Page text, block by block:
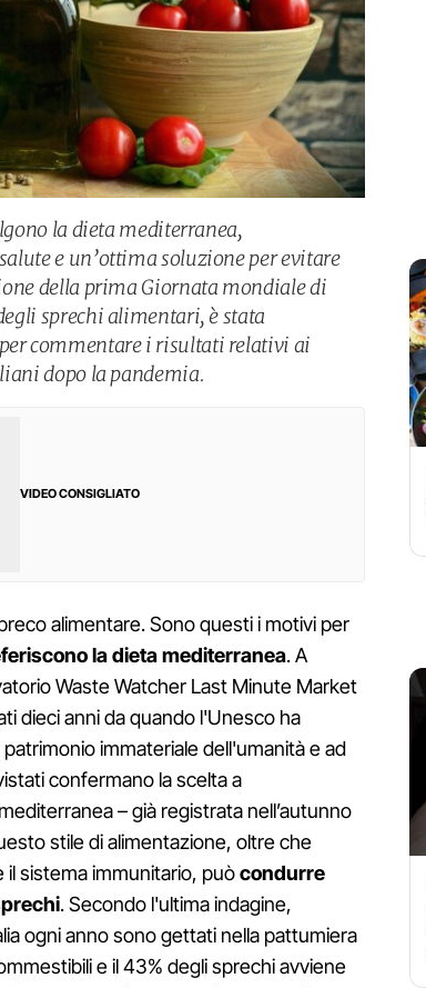
la dieta mediterranea,
e un’ottima soluzione per evitare
della prima Giornata mondiale di
sprechi alimentari, è stata
commentare i risultati relativi ai
dopo la pandemia.
VIDEO CONSIGLIATO
alimentare. Sono questi i motivi per
la dieta mediterranea. A
Waste Watcher Last Minute Market
dieci anni da quando l'Unesco ha
immateriale dell'umanità e ad
confermano la scelta a
– già registrata nell’autunno
stile di alimentazione, oltre che
il sistema immunitario, puòcondurre
. Secondo l'ultima indagine,
ogni anno sono gettati nella pattumiera
e il 43% degli sprechi avviene